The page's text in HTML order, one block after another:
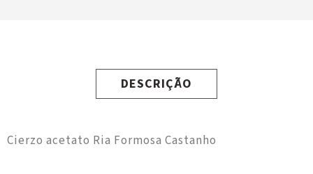
DESCRIÇÃO
Cierzo acetato Ria Formosa Castanho